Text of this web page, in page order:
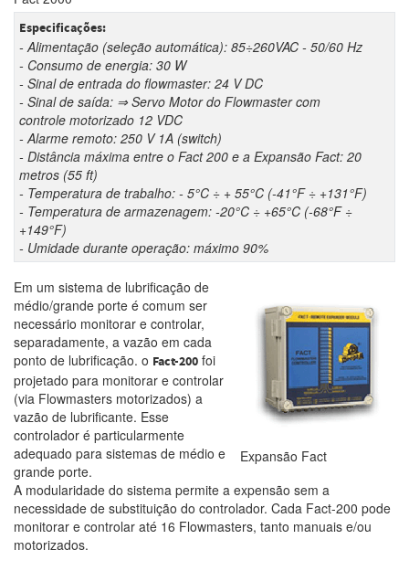
Especificações:
- Alimentação (seleção automática): 85÷260VAC - 50/60 Hz
- Consumo de energia: 30 W
- Sinal de entrada do flowmaster: 24 V DC
- Sinal de saída: ⇒ Servo Motor do Flowmaster com
controle motorizado 12 VDC
- Alarme remoto: 250 V 1A (switch)
- Distância máxima entre o Fact 200 e a Expansão Fact: 20
metros (55 ft)
- Temperatura de trabalho: - 5°C ÷ + 55°C (-41°F ÷ +131°F)
- Temperatura de armazenagem: -20°C ÷ +65°C (-68°F ÷
+149°F)
- Umidade durante operação: máximo 90%
Expansão Fact
Em um sistema de lubrificação de
médio/grande porte é comum ser
necessário monitorar e controlar,
separadamente, a vazão em cada
ponto de lubrificação. o Fact-200 foi
projetado para monitorar e controlar
(via Flowmasters motorizados) a
vazão de lubrificante. Esse
controlador é particularmente
adequado para sistemas de médio e
grande porte.
A modularidade do sistema permite a expensão sem a
necessidade de substituição do controlador. Cada Fact-200 pode
monitorar e controlar até 16 Flowmasters, tanto manuais e/ou
motorizados.